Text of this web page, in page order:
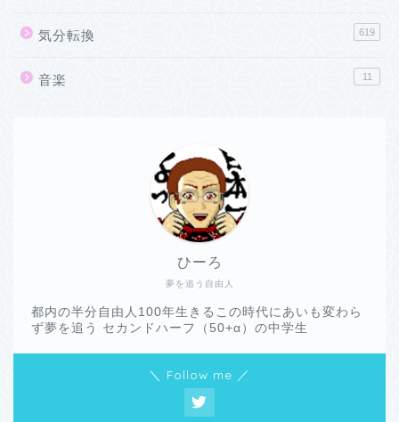
気分転換 619
音楽 11
夢を追う自由人
ひーろ
都内の半分自由人100年生きるこの時代にあいも変わら
ず夢を追う セカンドハーフ（50+α）の中学生
＼ Follow me ／